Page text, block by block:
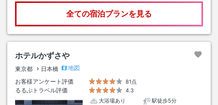
全ての宿泊プランを見る
ホテルかずさや
東京都 日本橋
地図
お客様アンケート評価
81点
るるぶトラベル評価
4.3
大浴場あり
駅徒歩5分